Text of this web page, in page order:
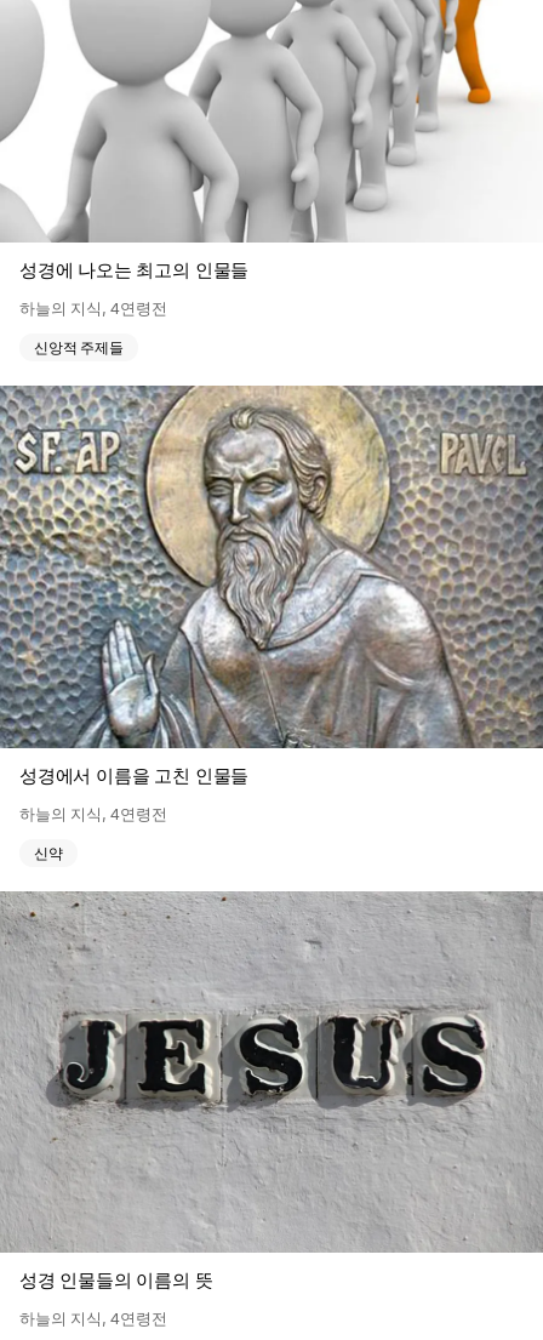
성경에 나오는 최고의 인물들
하늘의 지식,4연령전
신앙적 주제들
성경에서 이름을 고친 인물들
하늘의 지식,4연령전
신약
성경 인물들의 이름의 뜻
하늘의 지식,4연령전